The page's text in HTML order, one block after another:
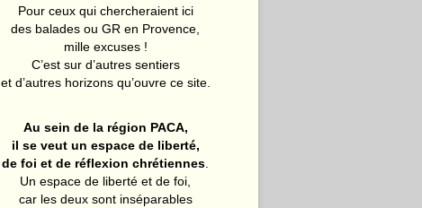
Pour ceux qui chercheraient ici
des balades ou GR en Provence,
mille excuses !
C’est sur d’autres sentiers
et d’autres horizons qu’ouvre ce site.
Au sein de la région PACA,
il se veut un espace de liberté,
de foi et de réflexion chrétiennes
Un espace de liberté et de foi,
car les deux sont inséparables